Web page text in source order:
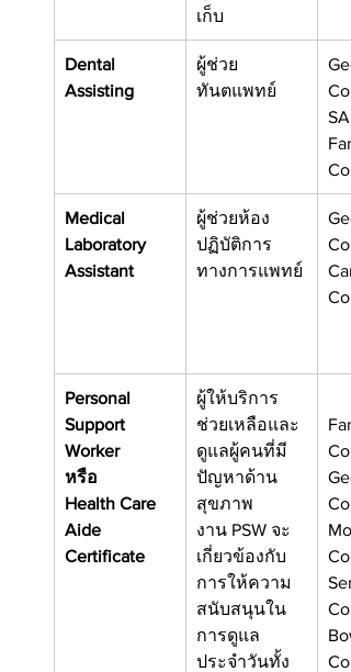
เก็บ
Dental
Assisting
ผู้ช่วย
ทันตแพทย์
Medical
Laboratory
Assistant
ผู้ช่วยห้อง
ปฏิบัติการ
ทางการแพทย์
Personal
Support
Worker
หรือ
Health Care
Aide
Certificate
ผู้ให้บริการ
ช่วยเหลือและ
ดูแลผู้คนที่มี
ปัญหาด้าน
สุขภาพ
งาน PSW จะ
เกี่ยวข้องกับ
การให้ความ
สนับสนุนใน
การดูแล
ประจำวันทั้ง